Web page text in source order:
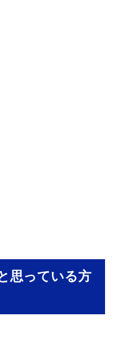
思っている方